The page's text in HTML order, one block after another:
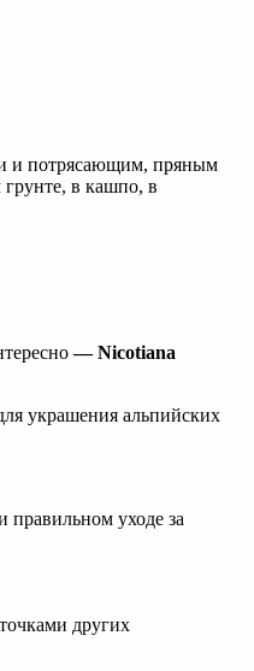
и потрясающим, пряным
в кашпо, в
— Nicotiana
украшения альпийских
правильном уходе за
других